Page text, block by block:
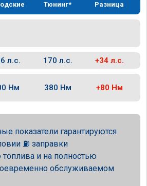
Тюнинг* Разница
л.с. 170 л.с. +34 л.с.
Нм 380 Нм +80 Нм
показатели гарантируются
⛽ заправки
топлива и на полностью
обслуживаемом